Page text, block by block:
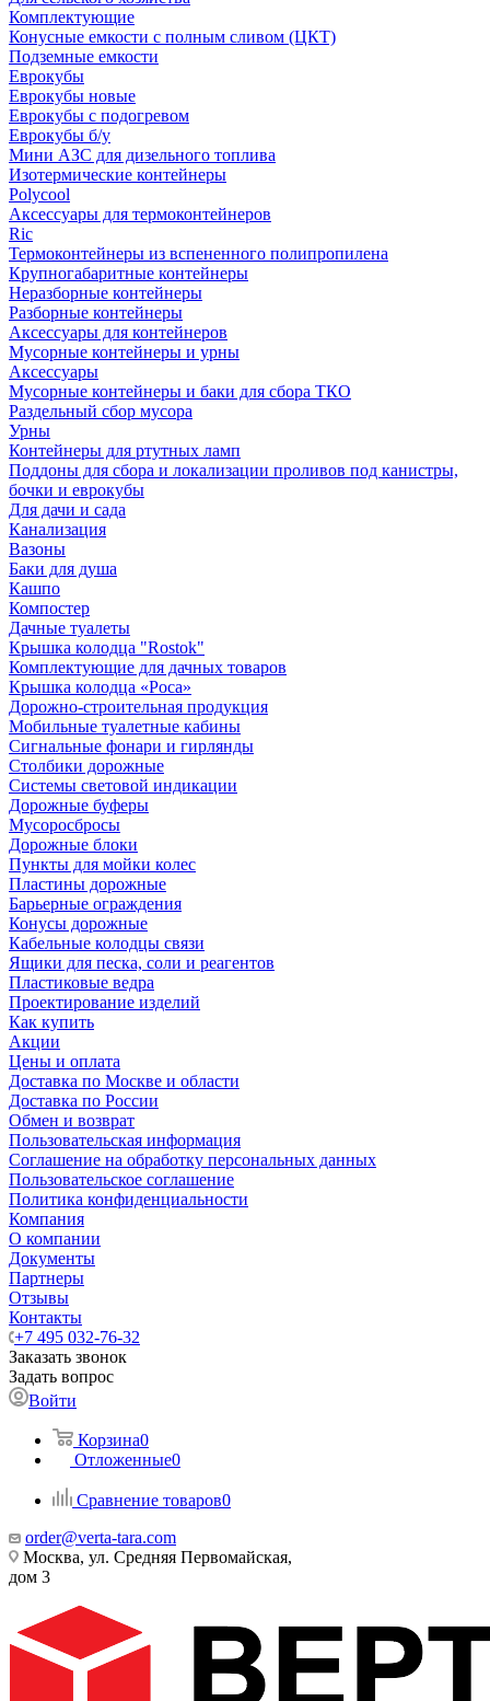
Комплектующие
Конусные емкости с полным сливом (ЦКТ)
Подземные емкости
Еврокубы
Еврокубы новые
Еврокубы с подогревом
Еврокубы б/у
Мини АЗС для дизельного топлива
Изотермические контейнеры
Polycool
Аксессуары для термоконтейнеров
Ric
Термоконтейнеры из вспененного полипропилена
Крупногабаритные контейнеры
Неразборные контейнеры
Разборные контейнеры
Аксессуары для контейнеров
Мусорные контейнеры и урны
Аксессуары
Мусорные контейнеры и баки для сбора ТКО
Раздельный сбор мусора
Урны
Контейнеры для ртутных ламп
Поддоны для сбора и локализации проливов под канистры,
бочки и еврокубы
Для дачи и сада
Канализация
Вазоны
Баки для душа
Кашпо
Компостер
Дачные туалеты
Крышка колодца "Rostok"
Комплектующие для дачных товаров
Крышка колодца «Роса»
Дорожно-строительная продукция
Мобильные туалетные кабины
Сигнальные фонари и гирлянды
Столбики дорожные
Системы световой индикации
Дорожные буферы
Мусоросбросы
Дорожные блоки
Пункты для мойки колес
Пластины дорожные
Барьерные ограждения
Конусы дорожные
Кабельные колодцы связи
Ящики для песка, соли и реагентов
Пластиковые ведра
Проектирование изделий
Как купить
Акции
Цены и оплата
Доставка по Москве и области
Доставка по России
Обмен и возврат
Пользовательская информация
Соглашение на обработку персональных данных
Пользовательское соглашение
Политика конфиденциальности
Компания
О компании
Документы
Партнеры
Отзывы
Контакты
+7 495 032-76-32
Заказать звонок
Задать вопрос
Войти
Корзина0
Отложенные0
Сравнение товаров0
order@verta-tara.com
Москва, ул. Средняя Первомайская,
дом 3